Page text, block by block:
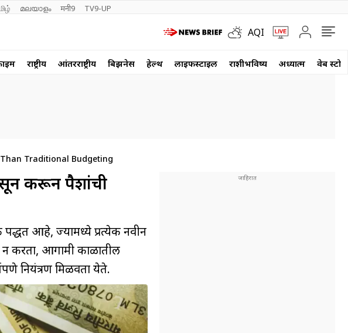
മലയാളം मनी9 TV9-UP
AQI
राष्ट्रीय आंतरराष्ट्रीय बिझनेस हेल्थ लाईफस्टाईल राशीभविष्य अध्यात्म वेब
Traditional Budgeting
करून पैशांची
आहे, ज्यामध्ये प्रत्येक नवीन
न करता, आगामी काळातील
नियंत्रण मिळवता येते.